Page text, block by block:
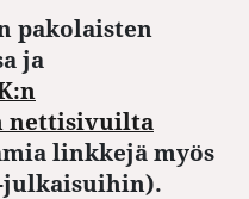
pakolaisten
ja
nettisivuilta
linkkejä myös